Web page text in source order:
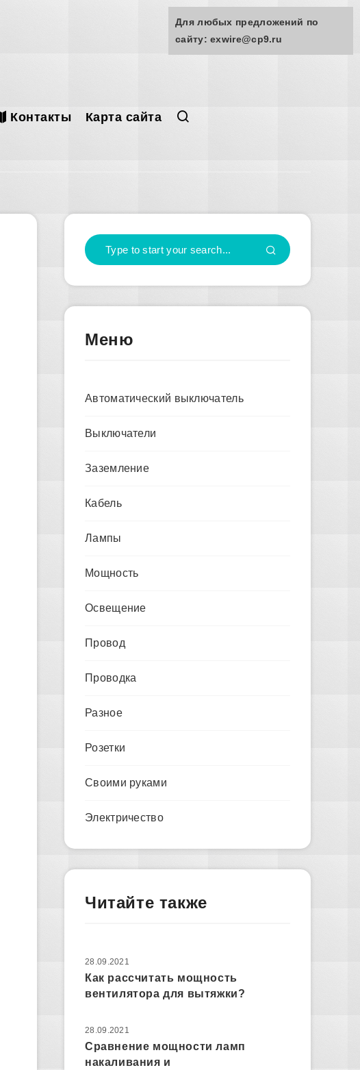
Контакты Карта сайта
Меню
Автоматический выключатель
Выключатели
Заземление
Кабель
Лампы
Мощность
Освещение
Провод
Проводка
Разное
Розетки
Своими руками
Электричество
Читайте также
28.09.2021
Как рассчитать мощность
вентилятора для вытяжки?
28.09.2021
Сравнение мощности ламп
накаливания и
Для любых предложений по
сайту: exwire@cp9.ru